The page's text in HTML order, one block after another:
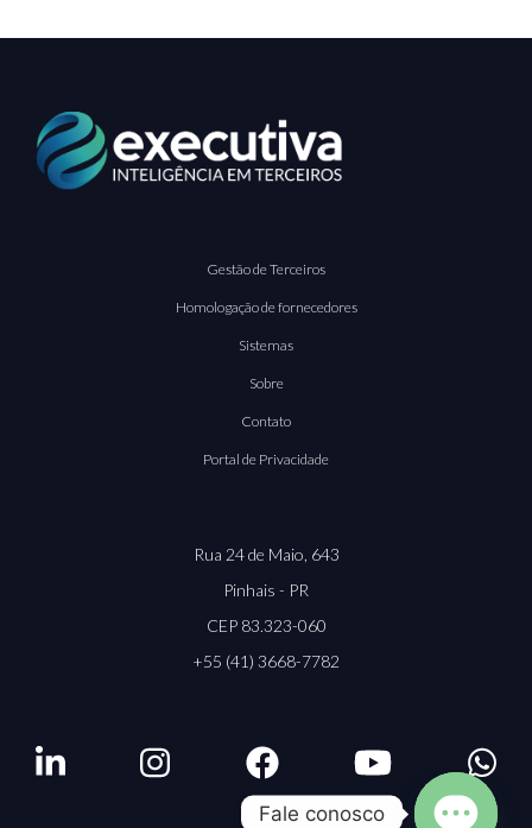
Gestão de Terceiros
Homologação de fornecedores
Sistemas
Sobre
Contato
Portal de Privacidade
Rua 24 de Maio, 643
Pinhais - PR
CEP 83.323-060
+55 (41) 3668-7782
Fale conosco